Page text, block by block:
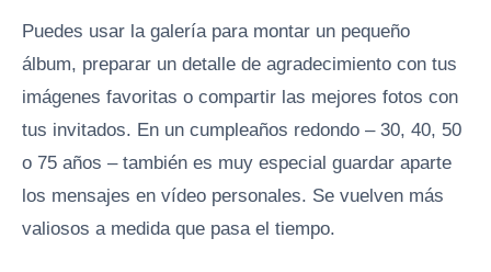
Puedes usar la galería para montar un pequeño
álbum, preparar un detalle de agradecimiento con tus
imágenes favoritas o compartir las mejores fotos con
tus invitados. En un cumpleaños redondo – 30, 40, 50
o 75 años – también es muy especial guardar aparte
los mensajes en vídeo personales. Se vuelven más
valiosos a medida que pasa el tiempo.